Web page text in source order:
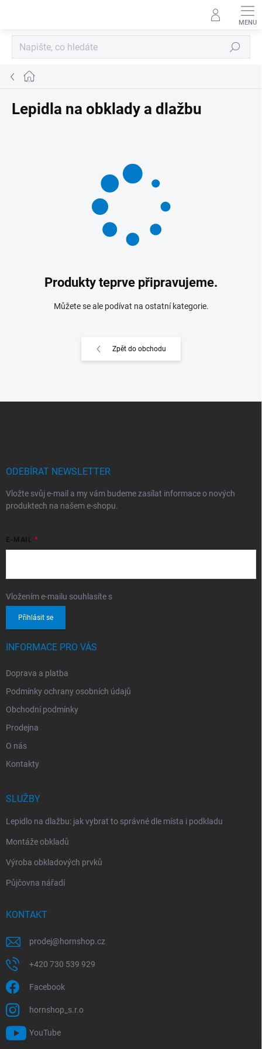
Hledat
Domů
Lepidla na obklady a dlažbu
Produkty teprve připravujeme.
Můžete se ale podívat na ostatní kategorie.
Zpět do obchodu
ODEBÍRAT NEWSLETTER
Vložte svůj e-mail a my vám budeme zasílat informace o nových
produktech na našem e-shopu.
E-MAIL
Vložením e-mailu souhlasíte s
Přihlásit se
INFORMACE PRO VÁS
Doprava a platba
Podmínky ochrany osobních údajů
Obchodní podmínky
Prodejna
O nás
Kontakty
SLUŽBY
Lepidlo na dlažbu: jak vybrat to správné dle místa i podkladu
Montáže obkladů
Výroba obkladových prvků
Půjčovna nářadí
KONTAKT
prodej@hornshop.cz
+420 730 539 929
Facebook
hornshop_s.r.o
YouTube